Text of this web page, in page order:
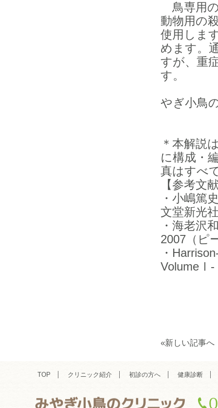
鳥専用
動物用の
使用しま
めます。
すが、重
す。
やぎ小鳥
＊本解説
に構成・
真はすべ
【参考文
・小嶋篤
文堂新光
・海老沢
2007（ピ
・
«新しい記事へ
TOP クリニック紹介 初診の方へ 健康診断